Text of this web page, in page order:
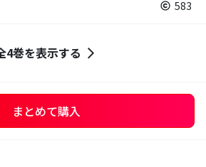
583
4巻を表示する
まとめて購入